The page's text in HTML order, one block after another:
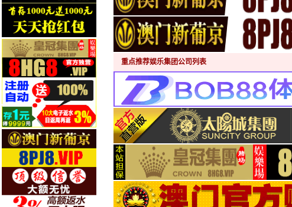
重点推荐娱乐集团公司列表